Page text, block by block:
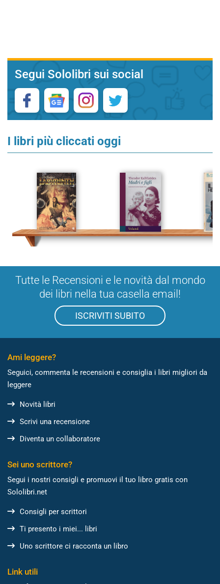
Segui Sololibri sui social
I libri più cliccati oggi
Tutte le Recensioni e le novità dal mondo
dei libri nella tua casella email!
ISCRIVITI SUBITO
Ami leggere?
Seguici, commenta le recensioni e consiglia i libri migliori da
leggere
Novità libri
Scrivi una recensione
Diventa un collaboratore
Sei uno scrittore?
Segui i nostri consigli e promuovi il tuo libro gratis con
Sololibri.net
Consigli per scrittori
Ti presento i miei... libri
Uno scrittore ci racconta un libro
Link utili